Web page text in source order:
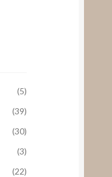
(5)
(39)
(30)
(3)
(22)